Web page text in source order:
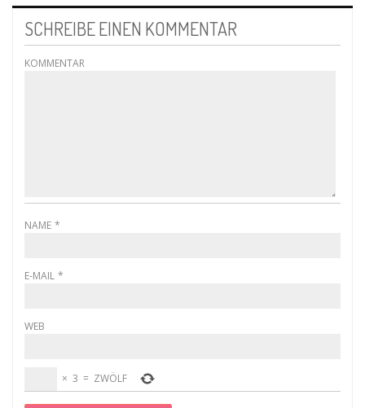
SCHREIBE EINEN KOMMENTAR
KOMMENTAR
NAME *
E-MAIL *
WEB
× 3 = ZWÖLF